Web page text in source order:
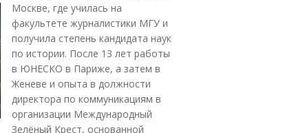
Москве, где училась на
факультете журналистики МГУ и
получила степень кандидата наук
по истории. После 13 лет работы
в ЮНЕСКО в Париже, а затем в
Женеве и опыта в должности
директора по коммуникациям в
организации Международный
Зелёный Крест, основанной